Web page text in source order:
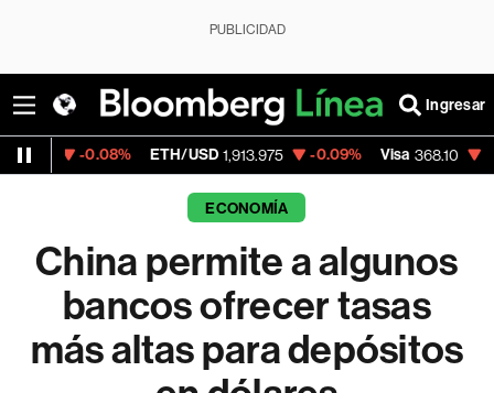
PUBLICIDAD
Ingresar
ETH/USD 1,913.975 -0.09% Visa 368.10 -0.12%
ECONOMÍA
China permite a algunos
bancos ofrecer tasas
más altas para depósitos